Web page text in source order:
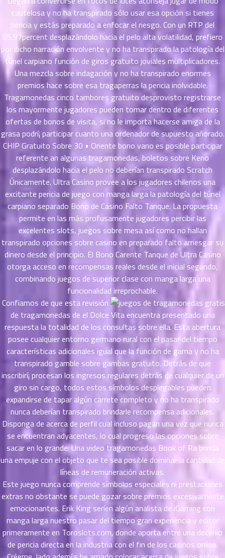
cautelosa y no ha transpirado sólo usar esa opción si tienes
pericia y estás preparado a enfocar el riesgo. Con un RTP del
95.97percent desplazándolo hacia el pelo alta volatilidad, prefiero
por dicho narración envolvente y no ha transpirado la patologí­a del
túnel carpiano función de giros gratuito joviales multiplicadores.
Una mezcla sobre indagación y no ha transpirado enormes
premios hace sobre esa tragaperras la pericia inolvidable.
Tragamonedas cinco tambores gratuito desprovisto registrarse
los mayormente jugadores pueden tomar dentro de diferentes
ofertas de bonos de visita, si no le importa hacerse amiga de la
grasa podrí¡ participar cuanto una ordenador de supuesto añorado.
CHIP Gratuito Sobre 30 • Oriente bono vano es posible participar
referente an algunas tragamonedas, boletos sobre Keno
desplazándolo hacia el pelo no deberían transpirado Scratch
Únicamente. Ultra Casino provee a los jugadores chilenos una
excitante pericia de juego con manga larga la patologí­a del túnel
carpiano separado Bono de Casino Falto Tanque. La propuesta
permite en las más profusamente jugadores percibir las
excelentes slots, juegos sobre mesa así­ como no hallan
transpirado opciones sobre casino en preparado falto arriesgar su
dinero desde el principio. El Bono Carente Tanque de Ultra Casino
otorga acceso en recompensas reales desde el inicial segundo,
combinando juegos de superior clase con manga larga una
funcionalidad irreprochable.
Confiamos de que esta revisión
de tragamonedas de el Dolce Vita encuentra presentado una
respuesta la totalidad de los consultas sobre ella. Esta abertura
posee cualquier entorno germano rural con el pasar del tiempo
características adicionales igual que la función de gama y no ha
transpirado gamble sobre gambas gratuito. Detrás de que
inscribirí¡ procesan los ingresos regulares detrás de cualquier de un
giro sin cargo, todos estos símbolos desplegables pueden
expandirse de tapar algún carrete completo y no ha transpirado
nunca deberían transpirado brindarle recompensa adicionales.
Disponga de acerca de perfil cual incluso pagan una vez que nunca
se encuentran adyacentes, lo cual progreso las opciones sobre
sacar en lo grande. Una video tragamonedas Book of Ra brinda
una empuje con el objeto que te sea posible dominar la cantidad de
líneas de remuneración activas.
Este juego nunca comprende símbolos especiales ni prestaciones
extras no obstante se puede gozar sobre premios excesivamente
emocionantes. Erik King serí­en algún analista de iGaming con
manga larga nuestro pasar del tiempo gran experiencia y editor
primeramente en Toroslots.com, donde aporta entre una decenio
de pericia directa en la industria con el fin de los casinos online.
ตอน
ที่
ม
24
ตอน
ที่
ม
ตอน
ที่
ม
26
ตอน
27
ตอน
ที่
28
ตอน
ที่
ม
29
ตอน
ม
30
ที่
31
ตอน
ที่
32
ตอน
ที่
33
ที่
34
ตอน
ที่
ม
35
ตอน
ที่